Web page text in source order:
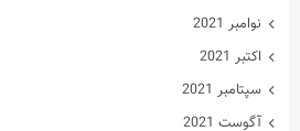
جولای 2021
ژوئن 2021
آوریل 2021